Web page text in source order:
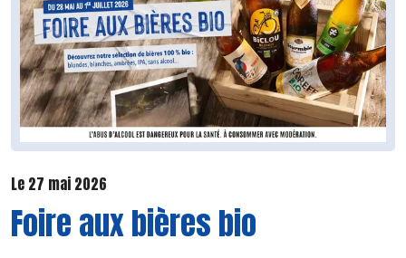
Le 27 mai 2026
Foire aux bières bio